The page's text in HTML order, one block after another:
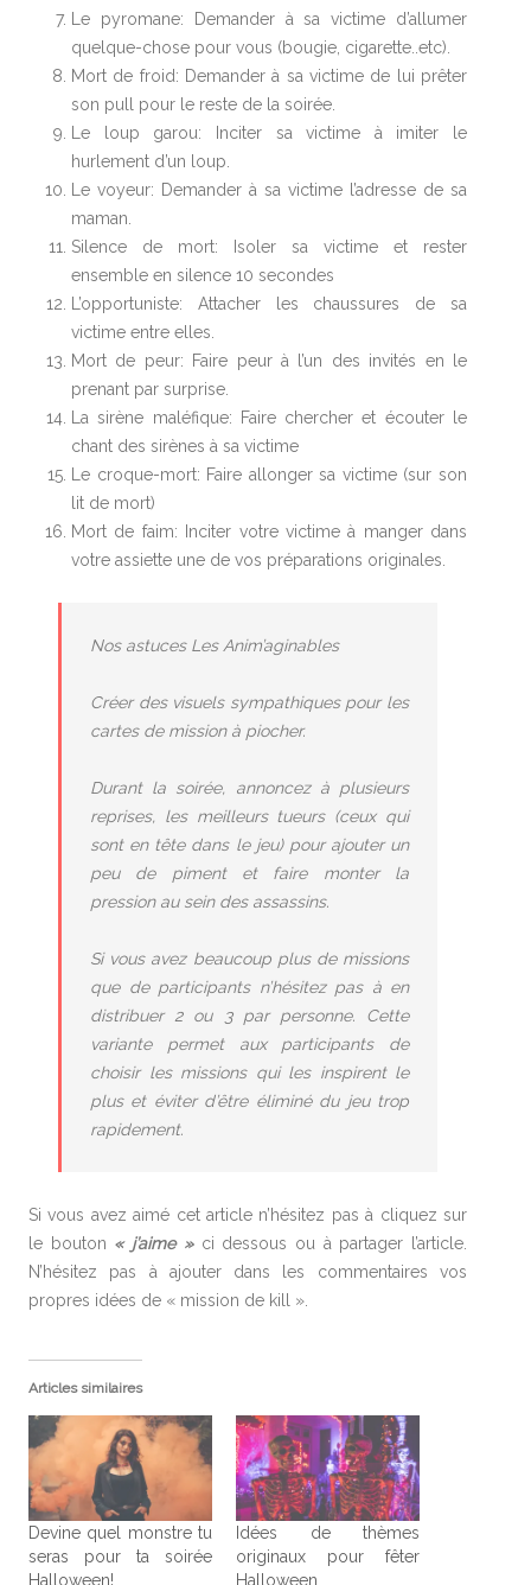
Le pyromane: Demander à sa victime d’allumer
quelque-chose pour vous (bougie, cigarette..etc).
Mort de froid: Demander à sa victime de lui prêter
son pull pour le reste de la soirée.
Le loup garou: Inciter sa victime à imiter le
hurlement d’un loup.
Le voyeur: Demander à sa victime l’adresse de sa
maman.
Silence de mort: Isoler sa victime et rester
ensemble en silence 10 secondes
L’opportuniste: Attacher les chaussures de sa
victime entre elles.
Mort de peur: Faire peur à l’un des invités en le
prenant par surprise.
La sirène maléfique: Faire chercher et écouter le
chant des sirènes à sa victime
Le croque-mort: Faire allonger sa victime (sur son
lit de mort)
Mort de faim: Inciter votre victime à manger dans
votre assiette une de vos préparations originales.
Nos astuces Les Anim’aginables
Créer des visuels sympathiques pour les
cartes de mission à piocher.
Durant la soirée, annoncez à plusieurs
reprises, les meilleurs tueurs (ceux qui
sont en tête dans le jeu) pour ajouter un
peu de piment et faire monter la
pression au sein des assassins.
Si vous avez beaucoup plus de missions
que de participants n’hésitez pas à en
distribuer 2 ou 3 par personne. Cette
variante permet aux participants de
choisir les missions qui les inspirent le
plus et éviter d’être éliminé du jeu trop
rapidement.
Si vous avez aimé cet article n’hésitez pas à cliquez sur
le bouton « j’aime »ci dessous ou à partager l’article.
N’hésitez pas à ajouter dans les commentaires vos
propres idées de « mission de kill ».
Articles similaires
Devine quel monstre tu
seras pour ta soirée
Halloween!
Idées de thèmes
originaux pour fêter
Halloween